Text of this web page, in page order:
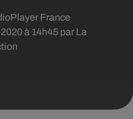
à 14h45 par La
France